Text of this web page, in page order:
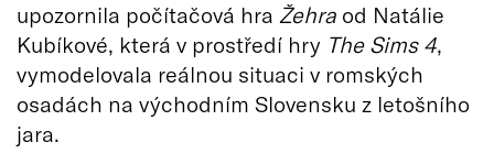
upozornila počítačová hra Žehra od Natálie
Kubíkové, která v prostředí hry The Sims 4,
vymodelovala reálnou situaci v romských
osadách na východním Slovensku z letošního
jara.